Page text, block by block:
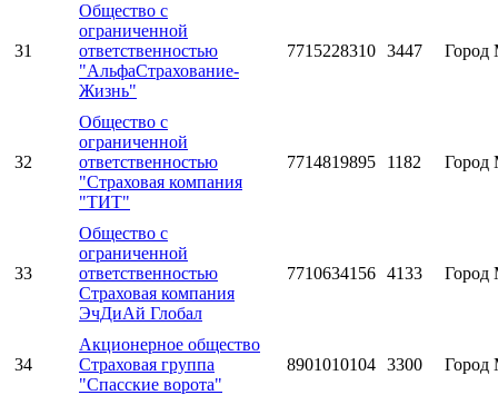
31
Общество с
ограниченной
ответственностью
"АльфаСтрахование-
Жизнь"
7715228310 3447 Город
32
Общество с
ограниченной
ответственностью
"Страховая компания
"ТИТ"
7714819895 1182 Город
33
Общество с
ограниченной
ответственностью
Страховая компания
ЭчДиАй Глобал
7710634156 4133 Город
34
Акционерное общество
Страховая группа
"Спасские ворота"
8901010104 3300 Город